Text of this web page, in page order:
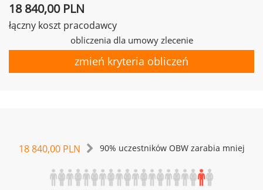
18 840,00 PLN
łączny koszt pracodawcy
obliczenia dla umowy zlecenie
zmień kryteria obliczeń
18 840,00 PLN 90% uczestników OBW zarabia mniej